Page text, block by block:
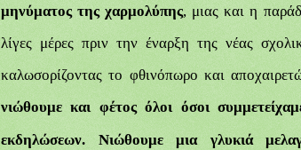
μηνύματος της χαρμολύπης, μιας και η
λίγες μέρες πριν την έναρξη της νέας
καλωσορίζοντας το φθινόπωρο και
νιώθουμε και φέτος όλοι όσοι
εκδηλώσεων. Νιώθουμε μια γλυκιά